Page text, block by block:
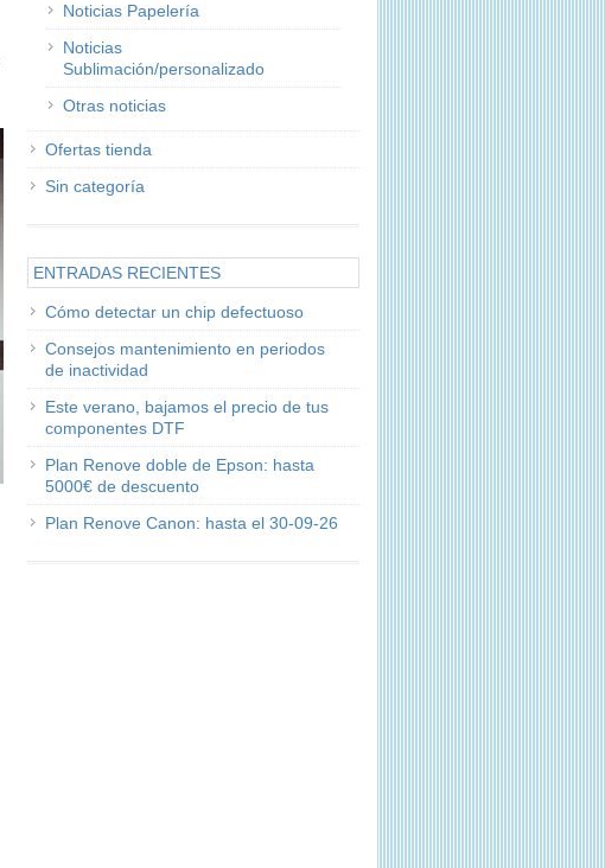
Noticias Papelería
Noticias
Sublimación/personalizado
Otras noticias
Ofertas tienda
Sin categoría
ENTRADAS RECIENTES
Cómo detectar un chip defectuoso
Consejos mantenimiento en periodos
de inactividad
Este verano, bajamos el precio de tus
componentes DTF
Plan Renove doble de Epson: hasta
5000€ de descuento
Plan Renove Canon: hasta el 30-09-26